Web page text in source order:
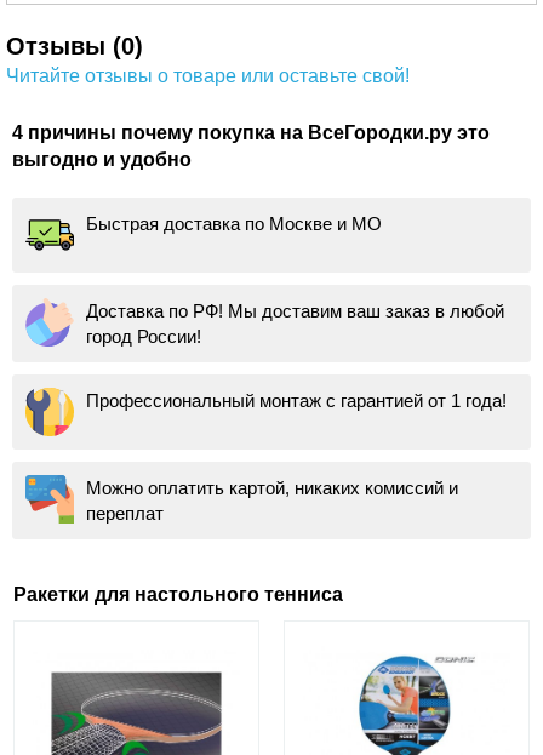
Отзывы (0)
Читайте отзывы о товаре или оставьте свой!
4 причины почему покупка на ВсеГородки.ру это
выгодно и удобно
Быстрая доставка по Москве и МО
Доставка по РФ! Мы доставим ваш заказ в любой
город России!
Профессиональный монтаж с гарантией от 1 года!
Можно оплатить картой, никаких комиссий и
переплат
Ракетки для настольного тенниса